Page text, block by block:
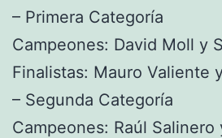
– Primera Categoría
Campeones: David Moll y
Finalistas: Mauro Valiente
– Segunda Categoría
Campeones: Raúl Salinero